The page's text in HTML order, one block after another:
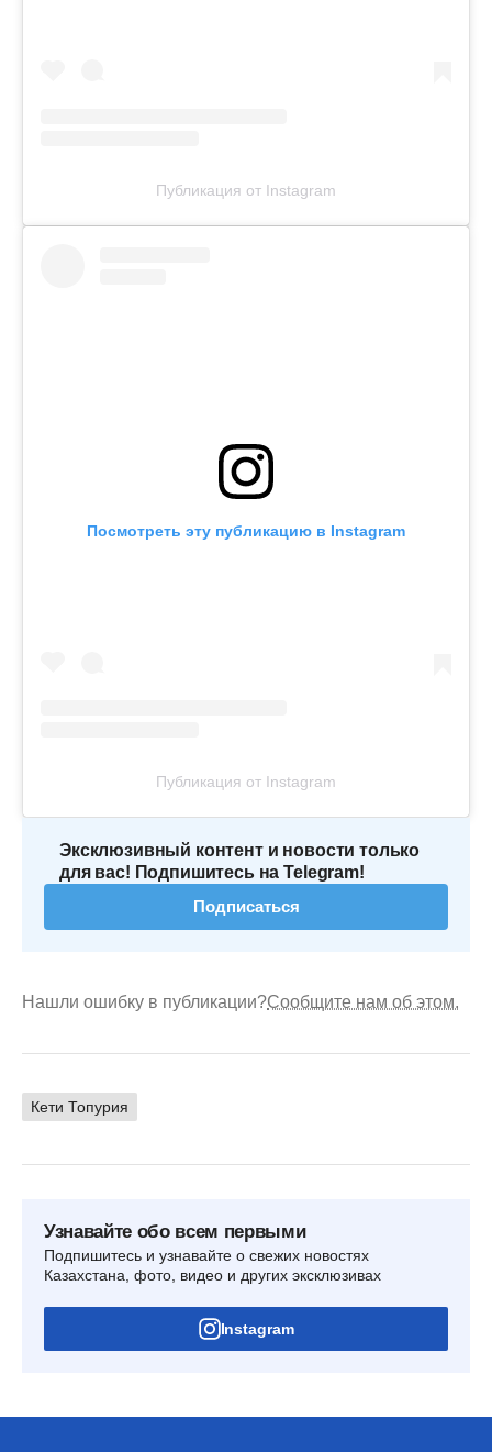
Публикация от Instagram
Посмотреть эту публикацию в Instagram
Публикация от Instagram
Эксклюзивный контент и новости только
для вас! Подпишитесь на Telegram!
Подписаться
Нашли ошибку в публикации?Сообщите нам об этом.
Кети Топурия
Узнавайте обо всем первыми
Подпишитесь и узнавайте о свежих новостях
Казахстана, фото, видео и других эксклюзивах
Instagram